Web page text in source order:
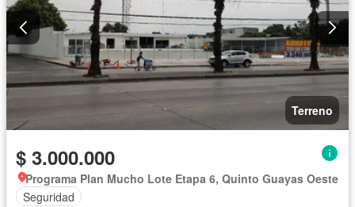
Terreno
$ 3.000.000
Programa Plan Mucho Lote Etapa 6, Quinto Guayas Oeste
Seguridad